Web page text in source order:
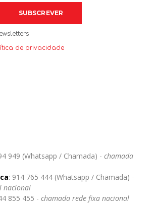
de privacidade
949 (Whatsapp / Chamada) - chamada
: 914 765 444 (Whatsapp / Chamada) -
nacional
855 455 - chamada rede fixa nacional